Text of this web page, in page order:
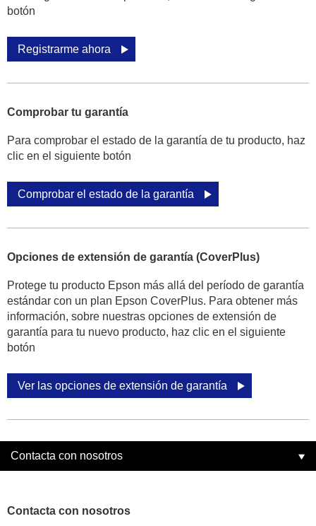
botón
Registrarme ahora
Comprobar tu garantía
Para comprobar el estado de la garantía de tu producto, haz
clic en el siguiente botón
Comprobar el estado de la garantía
Opciones de extensión de garantía (CoverPlus)
Protege tu producto Epson más allá del período de garantía
estándar con un plan Epson CoverPlus. Para obtener más
información, sobre nuestras opciones de extensión de
garantía para tu nuevo producto, haz clic en el siguiente
botón
Ver las opciones de extensión de garantía
Contacta con nosotros
Contacta con nosotros